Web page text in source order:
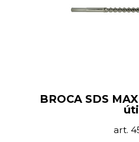
BROCA SDS
art.